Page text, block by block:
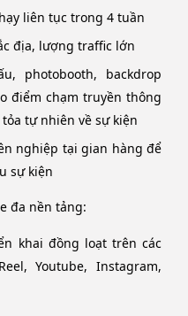
liên tục trong 4 tuần
địa, lượng traffic lớn
photobooth, backdrop
điểm chạm truyền thông
tự nhiên về sự kiện
nghiệp tại gian hàng để
sự kiện
đa nền tảng:
khai đồng loạt trên các
Youtube, Instagram,